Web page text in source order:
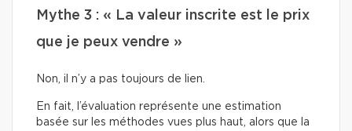
Mythe 3 : « La valeur inscrite est le prix
que je peux vendre »
Non, il n’y a pas toujours de lien.
En fait, l’évaluation représente une estimation
basée sur les méthodes vues plus haut, alors que la